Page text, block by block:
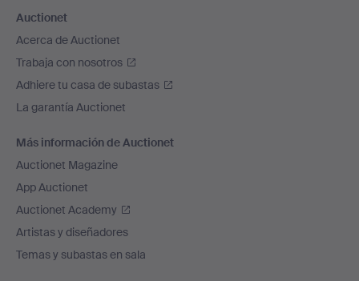
Auctionet
Acerca de Auctionet
Trabaja con nosotros
Adhiere tu casa de subastas
La garantía Auctionet
Más información de Auctionet
Auctionet Magazine
App Auctionet
Auctionet Academy
Artistas y diseñadores
Temas y subastas en sala